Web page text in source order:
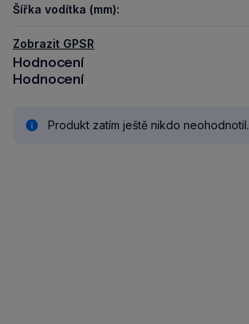
Šířka vodítka (mm):
Zobrazit GPSR
Hodnocení
Hodnocení
Produkt zatím ještě nikdo neohodnotil.